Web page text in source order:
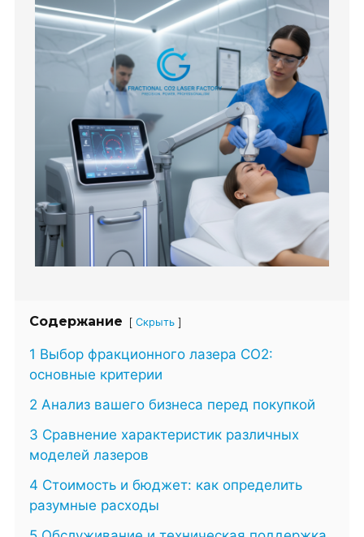
Содержание [ Скрыть ]
1 Выбор фракционного лазера СО2:
основные критерии
2 Анализ вашего бизнеса перед покупкой
3 Сравнение характеристик различных
моделей лазеров
4 Стоимость и бюджет: как определить
разумные расходы